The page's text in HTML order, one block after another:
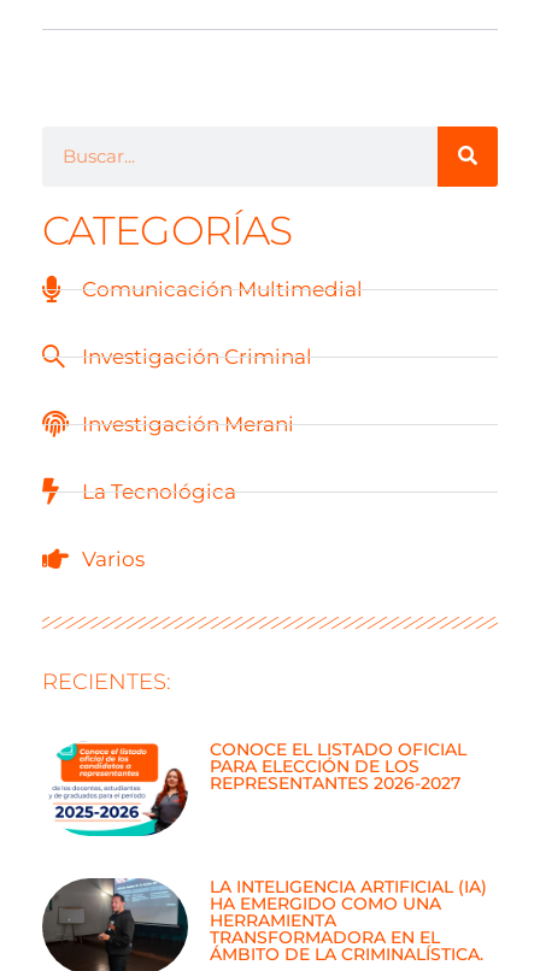
CATEGORÍAS
Comunicación Multimedial
Investigación Criminal
Investigación Merani
La Tecnológica
Varios
RECIENTES:
CONOCE EL LISTADO OFICIAL
PARA ELECCIÓN DE LOS
REPRESENTANTES 2026-2027
LA INTELIGENCIA ARTIFICIAL (IA)
HA EMERGIDO COMO UNA
HERRAMIENTA
TRANSFORMADORA EN EL
ÁMBITO DE LA CRIMINALÍSTICA.